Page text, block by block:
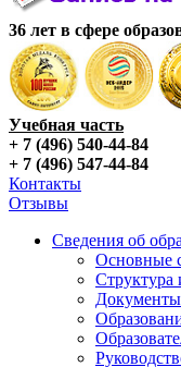
36 лет в сфере
Учебная часть
+ 7 (496) 540-44-84
+ 7 (496) 547-44-84
Контакты
Отзывы
Сведения об
Основные
Структура
Документы